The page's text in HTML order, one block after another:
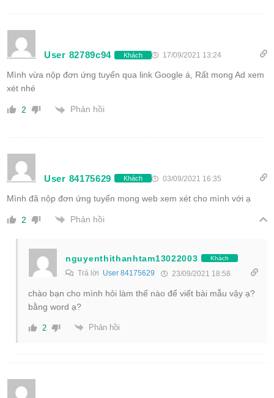
User 82789c94 Khách 17/09/2021 13:24
Mình vừa nộp đơn ứng tuyển qua link Google á, Rất mong Ad xem
xét nhé
2 Phản hồi
User 84175629 Khách 03/09/2021 16:35
Mình đã nộp đơn ứng tuyển mong web xem xét cho mình với ạ
2 Phản hồi
nguyenthithanhtam13022003 Khách
Trả lời User 84175629 23/09/2021 18:58
chào bạn cho mình hỏi làm thế nào để viết bài mẫu vậy ạ?
bằng word ạ?
2 Phản hồi